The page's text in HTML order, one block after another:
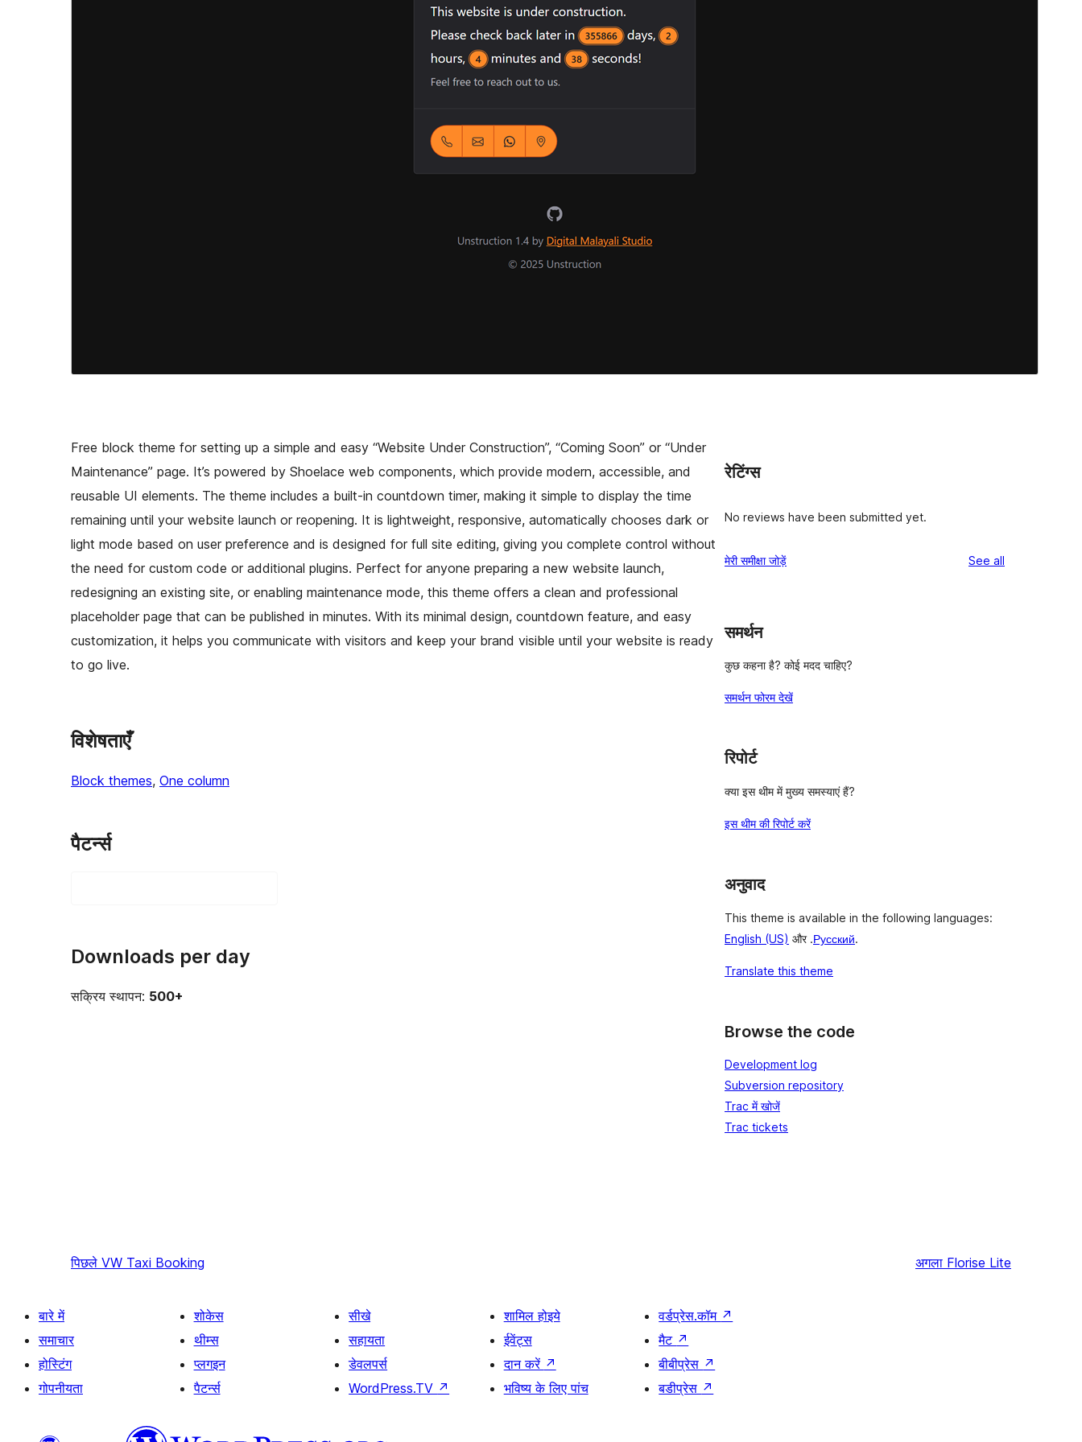
Free block theme for setting up a simple and easy “Website Under Construction”, “Coming Soon” or “Under
Maintenance” page. It’s powered by Shoelace web components, which provide modern, accessible, and
reusable UI elements. The theme includes a built-in countdown timer, making it simple to display the time
remaining until your website launch or reopening. It is lightweight, responsive, automatically chooses dark or
light mode based on user preference and is designed for full site editing, giving you complete control without
the need for custom code or additional plugins. Perfect for anyone preparing a new website launch,
redesigning an existing site, or enabling maintenance mode, this theme offers a clean and professional
placeholder page that can be published in minutes. With its minimal design, countdown feature, and easy
customization, it helps you communicate with visitors and keep your brand visible until your website is ready
to go live.
विशेषताएँ
Block themes, One column
पैटर्न्स
Downloads per day
सक्रिय स्थापन: 500+
रेटिंग्स
No reviews have been submitted yet.
मेरी समीक्षा जोड़ें See all
समर्थन
कुछ कहना है? कोई मदद चाहिए?
समर्थन फोरम देखें
रिपोर्ट
क्या इस थीम में मुख्य समस्याएं हैं?
इस थीम की रिपोर्ट करें
अनुवाद
This theme is available in the following languages:
English (US) और .Русский.
Translate this theme
Browse the code
Development log
Subversion repository
Trac में खोजें
Trac tickets
पिछले VW Taxi Booking अगला Florise Lite
बारे में
समाचार
होस्टिंग
गोपनीयता
शोकेस
थीम्स
प्लगइन
पैटर्न्स
सीखे
सहायता
डेवलपर्स
WordPress.TV ↗
शामिल होइये
ईवेंट्स
दान करें ↗
भविष्य के लिए पांच
वर्डप्रेस.कॉम ↗
मैट ↗
बीबीप्रेस ↗
बडीप्रेस ↗